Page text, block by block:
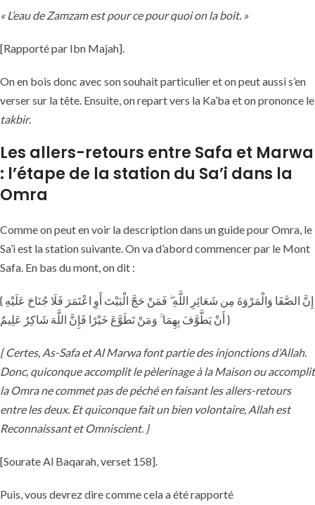
« L’eau de Zamzam est pour ce pour quoi on la boit. »
[Rapporté par Ibn Majah].
On en bois donc avec son souhait particulier et on peut aussi s’en
verser sur la tête. Ensuite, on repart vers la Ka’ba et on prononce le
takbir.
Les allers-retours entre Safa et Marwa
: l’étape de la station du Sa’i dans la
Omra
Comme on peut en voir la description dans un guide pour Omra, le
Sa’i est la station suivante. On va d’abord commencer par le Mont
Safa. En bas du mont, on dit :
{ إِنَّ الصَّفَا وَالْمَرْوَةَ مِن شَعَائِرِ اللَّهِ ۖ فَمَنْ حَجَّ الْبَيْتَ أَوِ اعْتَمَرَ فَلَا جُنَاحَ عَلَيْهِ
أَنْ يَطَّوَّفَ بِهِمَا ۚ وَمَنْ تَطَوَّعَ خَيْرًا فَإِنَّ اللَّهَ شَاكِرٌ عَلِيمٌ }
{ Certes, As-Safa et Al Marwa font partie des injonctions d’Allah.
Donc, quiconque accomplit le pèlerinage à la Maison ou accomplit
la Omra ne commet pas de péché en faisant les allers-retours
entre les deux. Et quiconque fait un bien volontaire, Allah est
Reconnaissant et Omniscient. }
[Sourate Al Baqarah, verset 158].
Puis, vous devrez dire comme cela a été rapporté